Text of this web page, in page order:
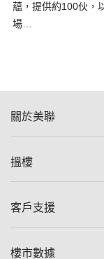
蘊，提供約100伙，
場…
關於美聯
美聯集團
人才招募
搵樓
一手新盤
客戶支援
自助放盤
樓市數據